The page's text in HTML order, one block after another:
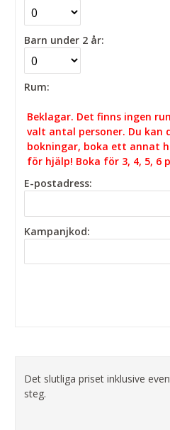
Barn under 2 år:
Rum:
Beklagar. Det finns ingen
valt antal personer. Du kan
bokningar, boka ett annat
för hjälp! Boka för 3, 4, 5, 6
E-postadress:
Kampanjkod:
Det slutliga priset inklusive
steg.